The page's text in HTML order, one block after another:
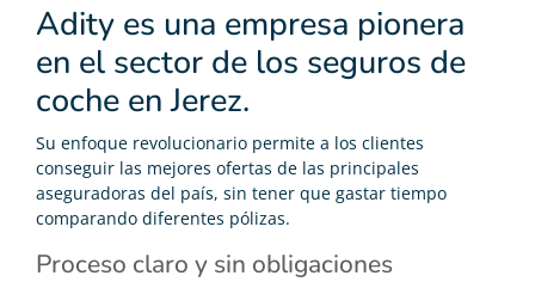
Adity es una empresa pionera
en el sector de los seguros de
coche en Jerez.
Su enfoque revolucionario permite a los clientes
conseguir las mejores ofertas de las principales
aseguradoras del país, sin tener que gastar tiempo
comparando diferentes pólizas.
Proceso claro y sin obligaciones